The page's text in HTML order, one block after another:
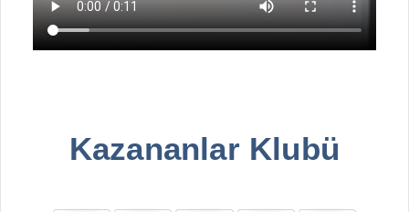
Kazananlar Klubü